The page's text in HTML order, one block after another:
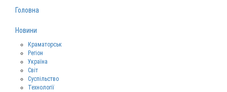
Головна
Новини
Краматорськ
Регіон
Україна
Світ
Суспільство
Технології